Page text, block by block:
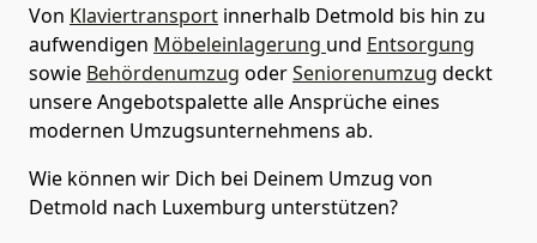
Von Klaviertransport innerhalb Detmold bis hin zu
aufwendigen Möbeleinlagerung und Entsorgung
sowie Behördenumzug oderSeniorenumzug deckt
unsere Angebotspalette alle Ansprüche eines
modernen Umzugsunternehmens ab.
Wie können wir Dich bei Deinem Umzug von
Detmold nach Luxemburg unterstützen?